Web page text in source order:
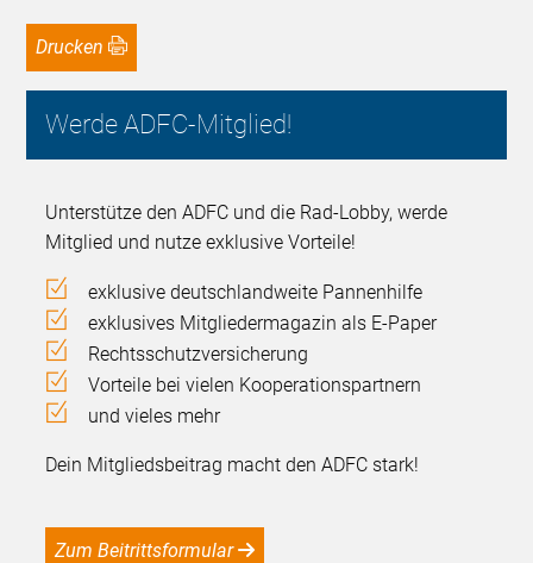
Drucken
Werde ADFC-Mitglied!
Unterstütze den ADFC und die Rad-Lobby, werde
Mitglied und nutze exklusive Vorteile!
exklusive deutschlandweite Pannenhilfe
exklusives Mitgliedermagazin als E-Paper
Rechtsschutzversicherung
Vorteile bei vielen Kooperationspartnern
und vieles mehr
Dein Mitgliedsbeitrag macht den ADFC stark!
Zum Beitrittsformular